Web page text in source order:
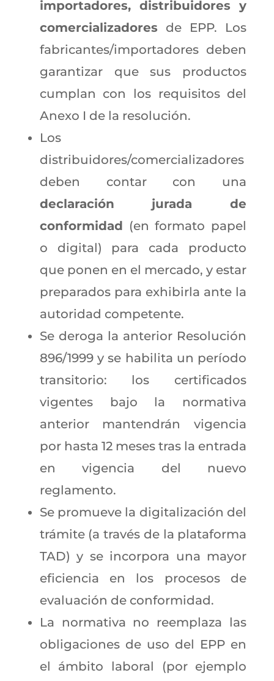
importadores, distribuidores y
comercializadores de EPP. Los
fabricantes/importadores deben
garantizar que sus productos
cumplan con los requisitos del
Anexo I de la resolución.
Los
distribuidores/comercializadores
deben contar con una
declaración jurada de
conformidad (en formato papel
o digital) para cada producto
que ponen en el mercado, y estar
preparados para exhibirla ante la
autoridad competente.
Se deroga la anterior Resolución
896/1999 y se habilita un período
transitorio: los certificados
vigentes bajo la normativa
anterior mantendrán vigencia
por hasta 12 meses tras la entrada
en vigencia del nuevo
reglamento.
Se promueve la digitalización del
trámite (a través de la plataforma
TAD) y se incorpora una mayor
eficiencia en los procesos de
evaluación de conformidad.
La normativa no reemplaza las
obligaciones de uso del EPP en
el ámbito laboral (por ejemplo